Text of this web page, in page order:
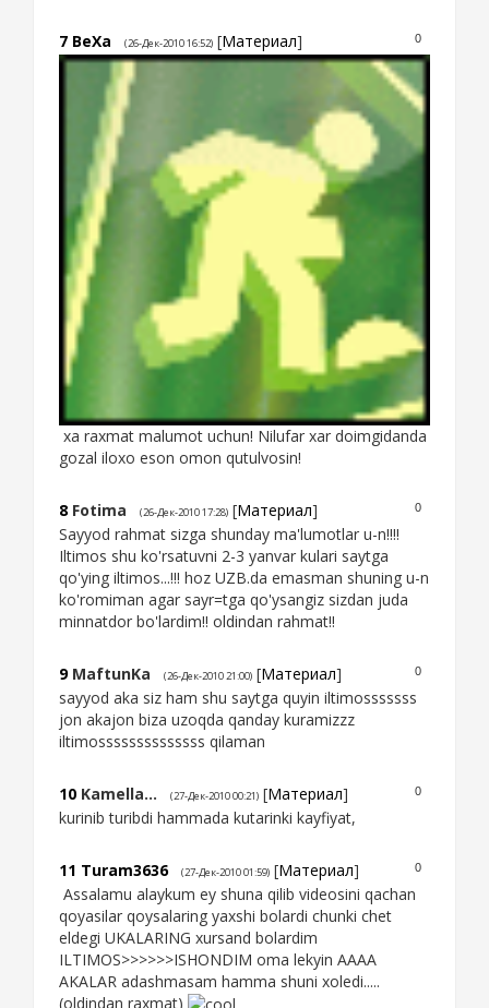
0
7 BeXa (26-Дек-2010 16:52) [Материал]
xa raxmat malumot uchun! Nilufar xar doimgidanda
gozal iloxo eson omon qutulvosin!
0
8 Fotima (26-Дек-2010 17:28) [Материал]
Sayyod rahmat sizga shunday ma'lumotlar u-n!!!!
Iltimos shu ko'rsatuvni 2-3 yanvar kulari saytga
qo'ying iltimos...!!! hoz UZB.da emasman shuning u-n
ko'romiman agar sayr=tga qo'ysangiz sizdan juda
minnatdor bo'lardim!! oldindan rahmat!!
0
9 MaftunKa (26-Дек-2010 21:00) [Материал]
sayyod aka siz ham shu saytga quyin iltimosssssss
jon akajon biza uzoqda qanday kuramizzz
iltimossssssssssssss qilaman
0
10 Kamella... (27-Дек-2010 00:21) [Материал]
kurinib turibdi hammada kutarinki kayfiyat,
0
11 Turam3636 (27-Дек-2010 01:59) [Материал]
Assalamu alaykum ey shuna qilib videosini qachan
qoyasilar qoysalaring yaxshi bolardi chunki chet
eldegi UKALARING xursand bolardim
ILTIMOS>>>>>>ISHONDIM oma lekyin AAAA
AKALAR adashmasam hamma shuni xoledi.....
(oldindan raxmat)